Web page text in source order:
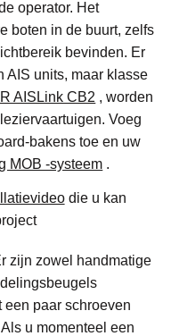
operator. Het
boten in de buurt, zelfs
bevinden. Er
AIS units, maar klasse
AISLink CB2 , worden
Voeg
bakens toe en uw
MOB -systeem .
die u kan
zijn zowel handmatige
paar schroeven
u momenteel een